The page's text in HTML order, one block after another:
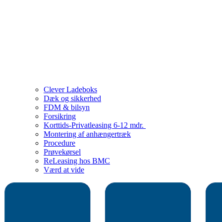
Clever Ladeboks
Dæk og sikkerhed
FDM & bilsyn
Forsikring
Korttids-Privatleasing 6-12 mdr.
Montering af anhængertræk
Procedure
Prøvekørsel
ReLeasing hos BMC
Værd at vide